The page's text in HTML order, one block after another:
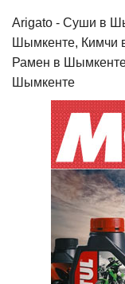
Arigato - Cуши в
Шымкенте, Кимчи
Рамен в
Шымкенте